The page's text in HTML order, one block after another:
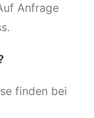
Anfrage
finden bei